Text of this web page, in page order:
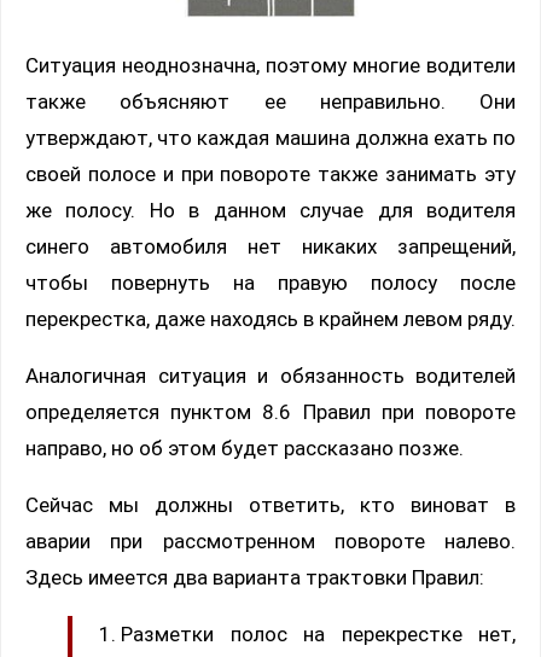
Ситуация неоднозначна, поэтому многие водители
также объясняют ее неправильно. Они
утверждают, что каждая машина должна ехать по
своей полосе и при повороте также занимать эту
же полосу. Но в данном случае для водителя
синего автомобиля нет никаких запрещений,
чтобы повернуть на правую полосу после
перекрестка, даже находясь в крайнем левом ряду.
Аналогичная ситуация и обязанность водителей
определяется пунктом 8.6 Правил при повороте
направо, но об этом будет рассказано позже.
Сейчас мы должны ответить, кто виноват в
аварии при рассмотренном повороте налево.
Здесь имеется два варианта трактовки Правил:
Разметки полос на перекрестке нет,